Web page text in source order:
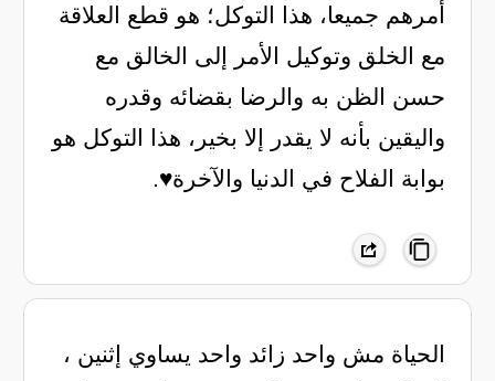
أمرهم جميعا، هذا التوكل؛ هو قطع العلاقة
مع الخلق وتوكيل الأمر إلى الخالق مع
حسن الظن به والرضا بقضائه وقدره
واليقين بأنه لا يقدر إلا بخير، هذا التوكل هو
بوابة الفلاح في الدنيا والآخرة♥️.
الحياة مش واحد زائد واحد يساوي إثنين ،